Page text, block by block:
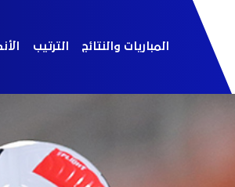
المباريات والنتائج الترتيب